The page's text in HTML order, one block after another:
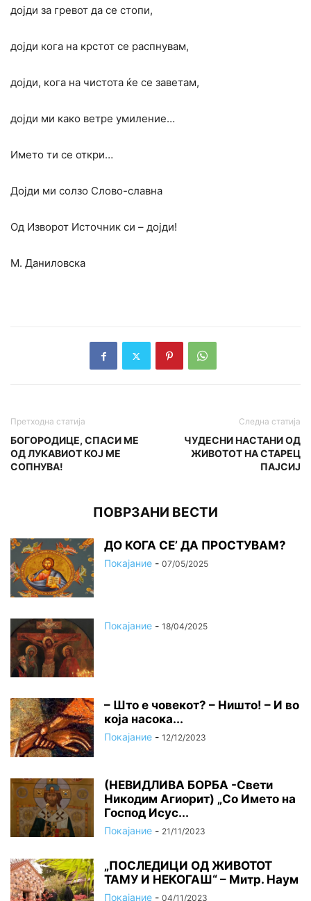
дојди за гревот да се стопи,
дојди кога на крстот се распнувам,
дојди, кога на чистота ќе се заветам,
дојди ми како ветре умиление…
Името ти се откри…
Дојди ми солзо Слово-славна
Од Изворот Источник си – дојди!
М. Даниловска
Претходна статија
БОГОРОДИЦЕ, СПАСИ МЕ
ОД ЛУКАВИОТ КОЈ МЕ
СОПНУВА!
Следна статија
ЧУДЕСНИ НАСТАНИ ОД
ЖИВОТОТ НА СТАРЕЦ
ПАЈСИЈ
ПОВРЗАНИ ВЕСТИ
ДО КОГА СЕ’ ДА ПРОСТУВАМ?
Покајание - 07/05/2025
Покајание - 18/04/2025
– Што е човекот? – Ништо! – И во
која насока...
Покајание - 12/12/2023
(НЕВИДЛИВА БОРБА -Свети
Никодим Агиорит) „Со Името на
Господ Исус...
Покајание - 21/11/2023
„ПОСЛЕДИЦИ ОД ЖИВОТОТ
ТАМУ И НЕКОГАШ“ – Митр. Наум
Покајание - 04/11/2023